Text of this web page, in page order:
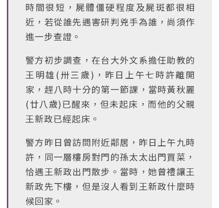
時間很短，屍體僵硬程度及屍斑都很相
近，若從誰先遇害研判兇手為誰，尚須作
進一步查證。
警方初步調查，在台大外文系擔任助教的
王明雄(卅三歲)，昨日上午七時許離開
家，趕八時十分的第一節課，當時黃秋麗
(廿八歲)已醒來，但未起床，而他的父親
王新政已經起床。
警方昨日曾訪問附近鄰居，昨日上午九時
許，同一層樓房對門的孫太太出門買菜，
恰遇王新政出門散步。當時，她曾禮讓王
新政先下樓，但是沒人看到王新政什麼時
候回家。